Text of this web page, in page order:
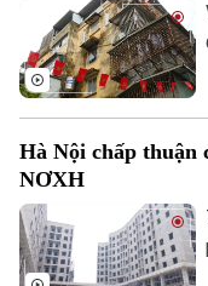
Hà Nội chấp thuận
NƠXH